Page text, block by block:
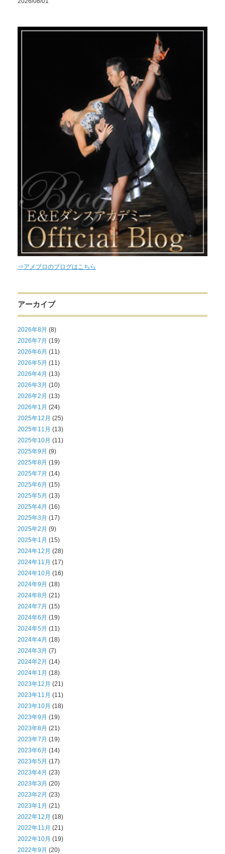
⇒アメブロのブログはこちら
アーカイブ
2026年8月 (8)
2026年7月 (19)
2026年6月 (11)
2026年5月 (11)
2026年4月 (13)
2026年3月 (10)
2026年2月 (13)
2026年1月 (24)
2025年12月 (25)
2025年11月 (13)
2025年10月 (11)
2025年9月 (9)
2025年8月 (19)
2025年7月 (14)
2025年6月 (15)
2025年5月 (13)
2025年4月 (16)
2025年3月 (17)
2025年2月 (9)
2025年1月 (15)
2024年12月 (28)
2024年11月 (17)
2024年10月 (16)
2024年9月 (18)
2024年8月 (21)
2024年7月 (15)
2024年6月 (19)
2024年5月 (11)
2024年4月 (18)
2024年3月 (7)
2024年2月 (14)
2024年1月 (18)
2023年12月 (21)
2023年11月 (11)
2023年10月 (18)
2023年9月 (19)
2023年8月 (21)
2023年7月 (19)
2023年6月 (14)
2023年5月 (17)
2023年4月 (23)
2023年3月 (20)
2023年2月 (23)
2023年1月 (21)
2022年12月 (18)
2022年11月 (21)
2022年10月 (19)
2022年9月 (20)